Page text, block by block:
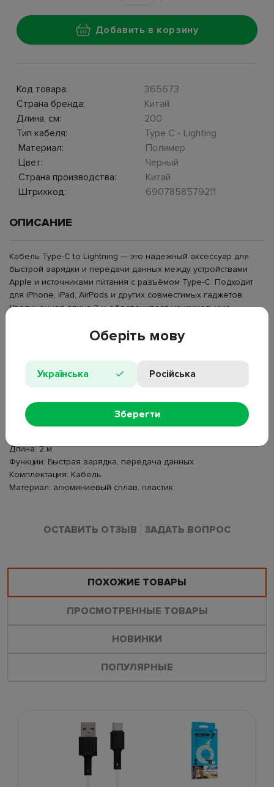
Добавить в корзину
Код товара:
365673
Страна бренда:
Китай
Длина, см:
200
Тип кабеля:
Type C - Lighting
Материал:
Полимер
Цвет:
Черный
Страна производства:
Китай
Штрихкод:
6907858579211
ОПИСАНИЕ
Кабель Type-C to Lightning — это надежный аксессуар для
быстрой зарядки и передачи данных между устройствами
Apple и источниками питания с разъёмом Type-C. Подходит
для iPhone, iPad, AirPods и других совместимых гаджетов.
Увеличенная длина 2 м обеспечивает максимальную
Поддерживает быструю зарядку мощностью до 30W и
стабильную передачу данных со скоростью до 480 Мбит/с.
Прочные материалы и усиленная защита от перегибов
гарантируют долговечность и надежность в эксплуатации.
Разъёмы: Type-C — Lightning
Мощность: до 30W (10V/3A)
Длина: 2 м
Функции: Быстрая зарядка, передача данных
Комплектация: Кабель
Материал: алюминиевый сплав, пластик
ОСТАВИТЬ ОТЗЫВ ЗАДАТЬ ВОПРОС
ПОХОЖИЕ ТОВАРЫ
ПРОСМОТРЕННЫЕ ТОВАРЫ
НОВИНКИ
ПОПУЛЯРНЫЕ
Оберіть мову
Українська Російська
Зберегти